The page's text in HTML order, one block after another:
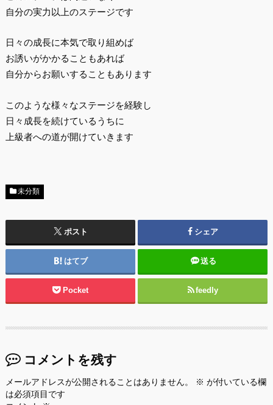
自分の実力以上のステージです
日々の成長に本気で取り組めば
お誘いがかかることもあれば
自分からお願いすることもあります
このような様々なステージを経験し
日々成長を続けているうちに
上級者への道が開けていきます
未分類
ポスト シェア
はてブ 送る
Pocket feedly
コメントを残す
メールアドレスが公開されることはありません。 ※ が付いている欄
は必須項目です